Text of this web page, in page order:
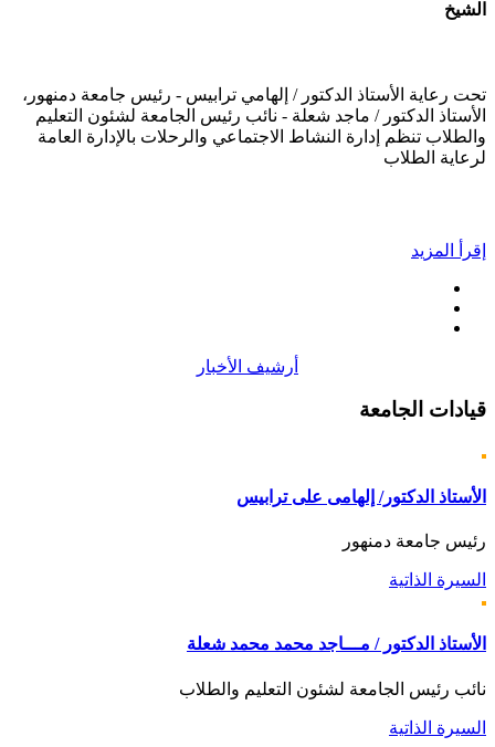
الشيخ
تحت رعاية الأستاذ الدكتور / إلهامي ترابيس - رئيس جامعة دمنهور،
الأستاذ الدكتور / ماجد شعلة - نائب رئيس الجامعة لشئون التعليم
والطلاب تنظم إدارة النشاط الاجتماعي والرحلات بالإدارة العامة
لرعاية الطلاب
إقرأ المزيد
أرشيف الأخبار
قيادات الجامعة
الأستاذ الدكتور/ إلهامى على ترابيس
رئيس جامعة دمنهور
السيرة الذاتية
الأستاذ الدكتور / مـــاجد محمد محمد شعلة
نائب رئيس الجامعة لشئون التعليم والطلاب
السيرة الذاتية